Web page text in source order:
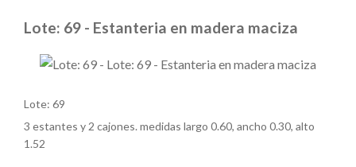
Lote: 69 - Estanteria en madera maciza
Lote: 69
3 estantes y 2 cajones. medidas largo 0.60, ancho 0.30, alto
1.52